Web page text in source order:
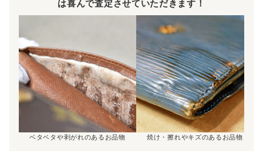
は喜んで査定させていただきます！
ベタベタや剥がれのあるお品物 焼け・擦れやキズのあるお品物